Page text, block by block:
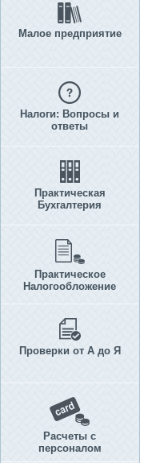
Малое предприятие
Налоги: Вопросы и
ответы
Практическая
Бухгалтерия
Практическое
Налогообложение
Проверки от А до Я
Расчеты с
персоналом